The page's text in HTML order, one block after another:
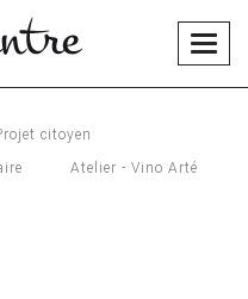
citoyen
Atelier - Vino Arté